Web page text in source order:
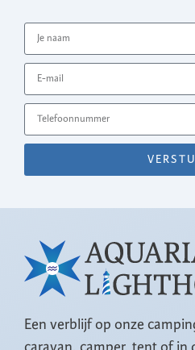
Een verblijf op onze